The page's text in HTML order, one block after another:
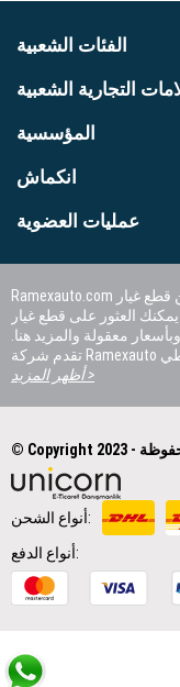
الفئات الشعبية
التجارية الشعبية
المؤسسية
انكماش
عمليات العضوية
Ramexauto.com هو متجر على الإنترنت يتميز بمجموعة واسعة من قطع غيار
العثور على قطع غيار
معقولة والمزيد هنا.
تقدم شركة Ramexauto حلولاً خاصة لكل علامة تجارية وطراز، وتعطي
أظهر المزيد >
أنواع الشحن:
أنواع الدفع: